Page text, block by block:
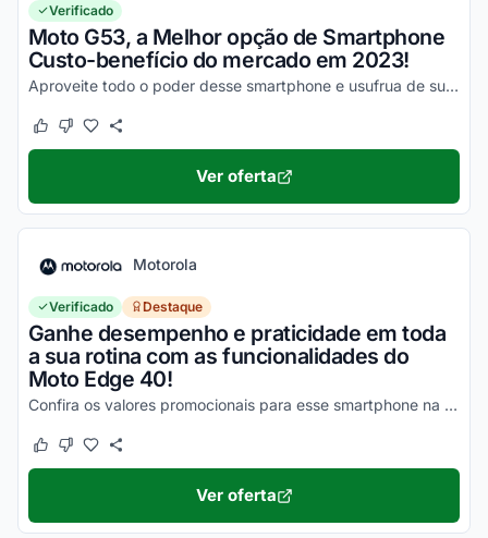
Verificado
Moto G53, a Melhor opção de Smartphone
Custo-benefício do mercado em 2023!
Aproveite todo o poder desse smartphone e usufrua de suas vantagens por valores a partir de R$1500!
Este cupom funcionou
Este cupom não funcionou
Ver oferta
Motorola
Verificado Destaque
Ganhe desempenho e praticidade em toda
a sua rotina com as funcionalidades do
Moto Edge 40!
Confira os valores promocionais para esse smartphone na loja virtual Motorola e economize hoje mesmo!
Este cupom funcionou
Este cupom não funcionou
Ver oferta